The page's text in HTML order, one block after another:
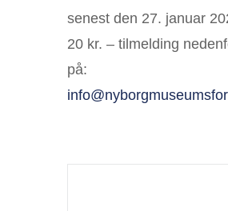
senest den 27. januar
20 kr. – tilmelding
på: